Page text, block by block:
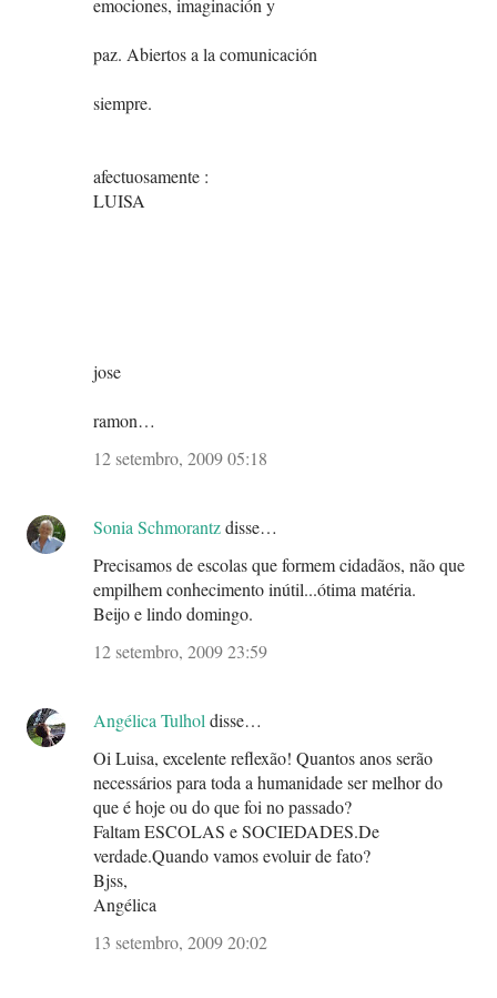
emociones, imaginación y
paz. Abiertos a la comunicación
siempre.
afectuosamente :
LUISA
jose
ramon…
12 setembro, 2009 05:18
Sonia Schmorantzdisse…
Precisamos de escolas que formem cidadãos, não que
empilhem conhecimento inútil...ótima matéria.
Beijo e lindo domingo.
12 setembro, 2009 23:59
Angélica Tulholdisse…
Oi Luisa, excelente reflexão! Quantos anos serão
necessários para toda a humanidade ser melhor do
que é hoje ou do que foi no passado?
Faltam ESCOLAS e SOCIEDADES.De
verdade.Quando vamos evoluir de fato?
Bjss,
Angélica
13 setembro, 2009 20:02